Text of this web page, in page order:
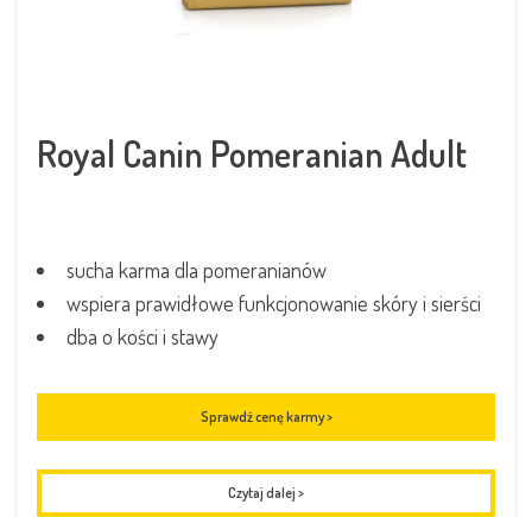
Royal Canin Pomeranian Adult
sucha karma dla pomeranianów
wspiera prawidłowe funkcjonowanie skóry i sierści
dba o kości i stawy
Sprawdź cenę karmy >
Czytaj dalej >